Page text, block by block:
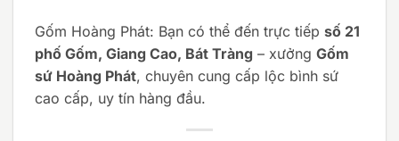
Gốm Hoàng Phát: Bạn có thể đến trực tiếp số 21
phố Gốm, Giang Cao, Bát Tràng – xưởng Gốm
sứ Hoàng Phát, chuyên cung cấp lộc bình sứ
cao cấp, uy tín hàng đầu.